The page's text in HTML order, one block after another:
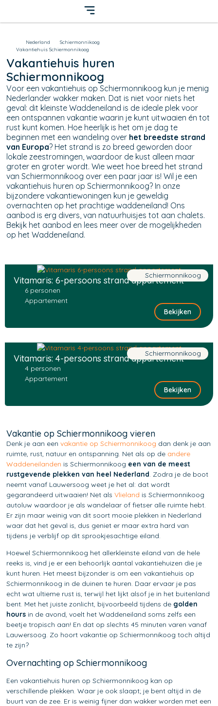
Nederland
Schiermonnikoog
Vakantiehuis Schiermonnikoog
Vakantiehuis huren
Schiermonnikoog
Voor een vakantiehuis op Schiermonnikoog kun je menig
Nederlander wakker maken. Dat is niet voor niets het
geval: dit kleinste Waddeneiland is de ideale plek voor
een ontspannen vakantie waarin je kunt uitwaaien én tot
rust kunt komen. Hoe heerlijk is het om je dag te
beginnen met een wandeling over het breedste strand
van Europa? Het strand is zo breed geworden door
lokale zeestromingen, waardoor de kust alleen maar
groter en groter wordt. Wie weet hoe breed het strand
van Schiermonnikoog over een paar jaar is! Wil je een
vakantiehuis huren op Schiermonnikoog? In onze
bijzondere vakantiewoningen kun je geweldig
overnachten op het prachtige waddeneiland! Ons
aanbod is erg divers, van natuurhuisjes tot aan chalets.
Bekijk het aanbod en lees meer over de mogelijkheden
op het Waddeneiland.
Vitamaris: 6-persoons strand appartement
6 personen
Appartement
Schiermonnikoog
Bekijken
Vitamaris: 4-persoons strand appartement
4 personen
Appartement
Schiermonnikoog
Bekijken
Vakantie op Schiermonnikoog vieren
Denk je aan eenvakantie op Schiermonnikoog dan denk je aan
ruimte, rust, natuur en ontspanning. Net als op de andere
Waddeneilanden is Schiermonnikoog een van de meest
rustgevende plekken van heel Nederland. Zodra je de boot
neemt vanaf Lauwersoog weet je het al: dat wordt
gegarandeerd uitwaaien! Net alsVlieland is Schiermonnikoog
autoluw waardoor je als wandelaar of fietser alle ruimte hebt.
Er zijn maar weinig van dit soort mooie plekken in Nederland
waar dat het geval is, dus geniet er maar extra hard van
tijdens je verblijf op dit sprookjesachtige eiland.
Hoewel Schiermonnikoog het allerkleinste eiland van de hele
reeks is, vind je er een behoorlijk aantal vakantiehuizen die je
kunt huren. Het meest bijzonder is om een vakantiehuis op
Schiermonnikoog in de duinen te huren. Daar ervaar je pas
echt wat ultieme rust is, terwijl het lijkt alsof je in het buitenland
bent. Met het juiste zonlicht, bijvoorbeeld tijdens de golden
hours in de avond, voelt het Waddeneiland soms zelfs een
beetje tropisch aan! En dat op slechts 45 minuten varen vanaf
Lauwersoog. Zo hoort vakantie op Schiermonnikoog toch altijd
te zijn?
Overnachting op Schiermonnikoog
Een vakantiehuis huren op Schiermonnikoog kan op
verschillende plekken. Waar je ook slaapt; je bent altijd in de
buurt van de zee. Er is weinig fijner dan wakker worden met een